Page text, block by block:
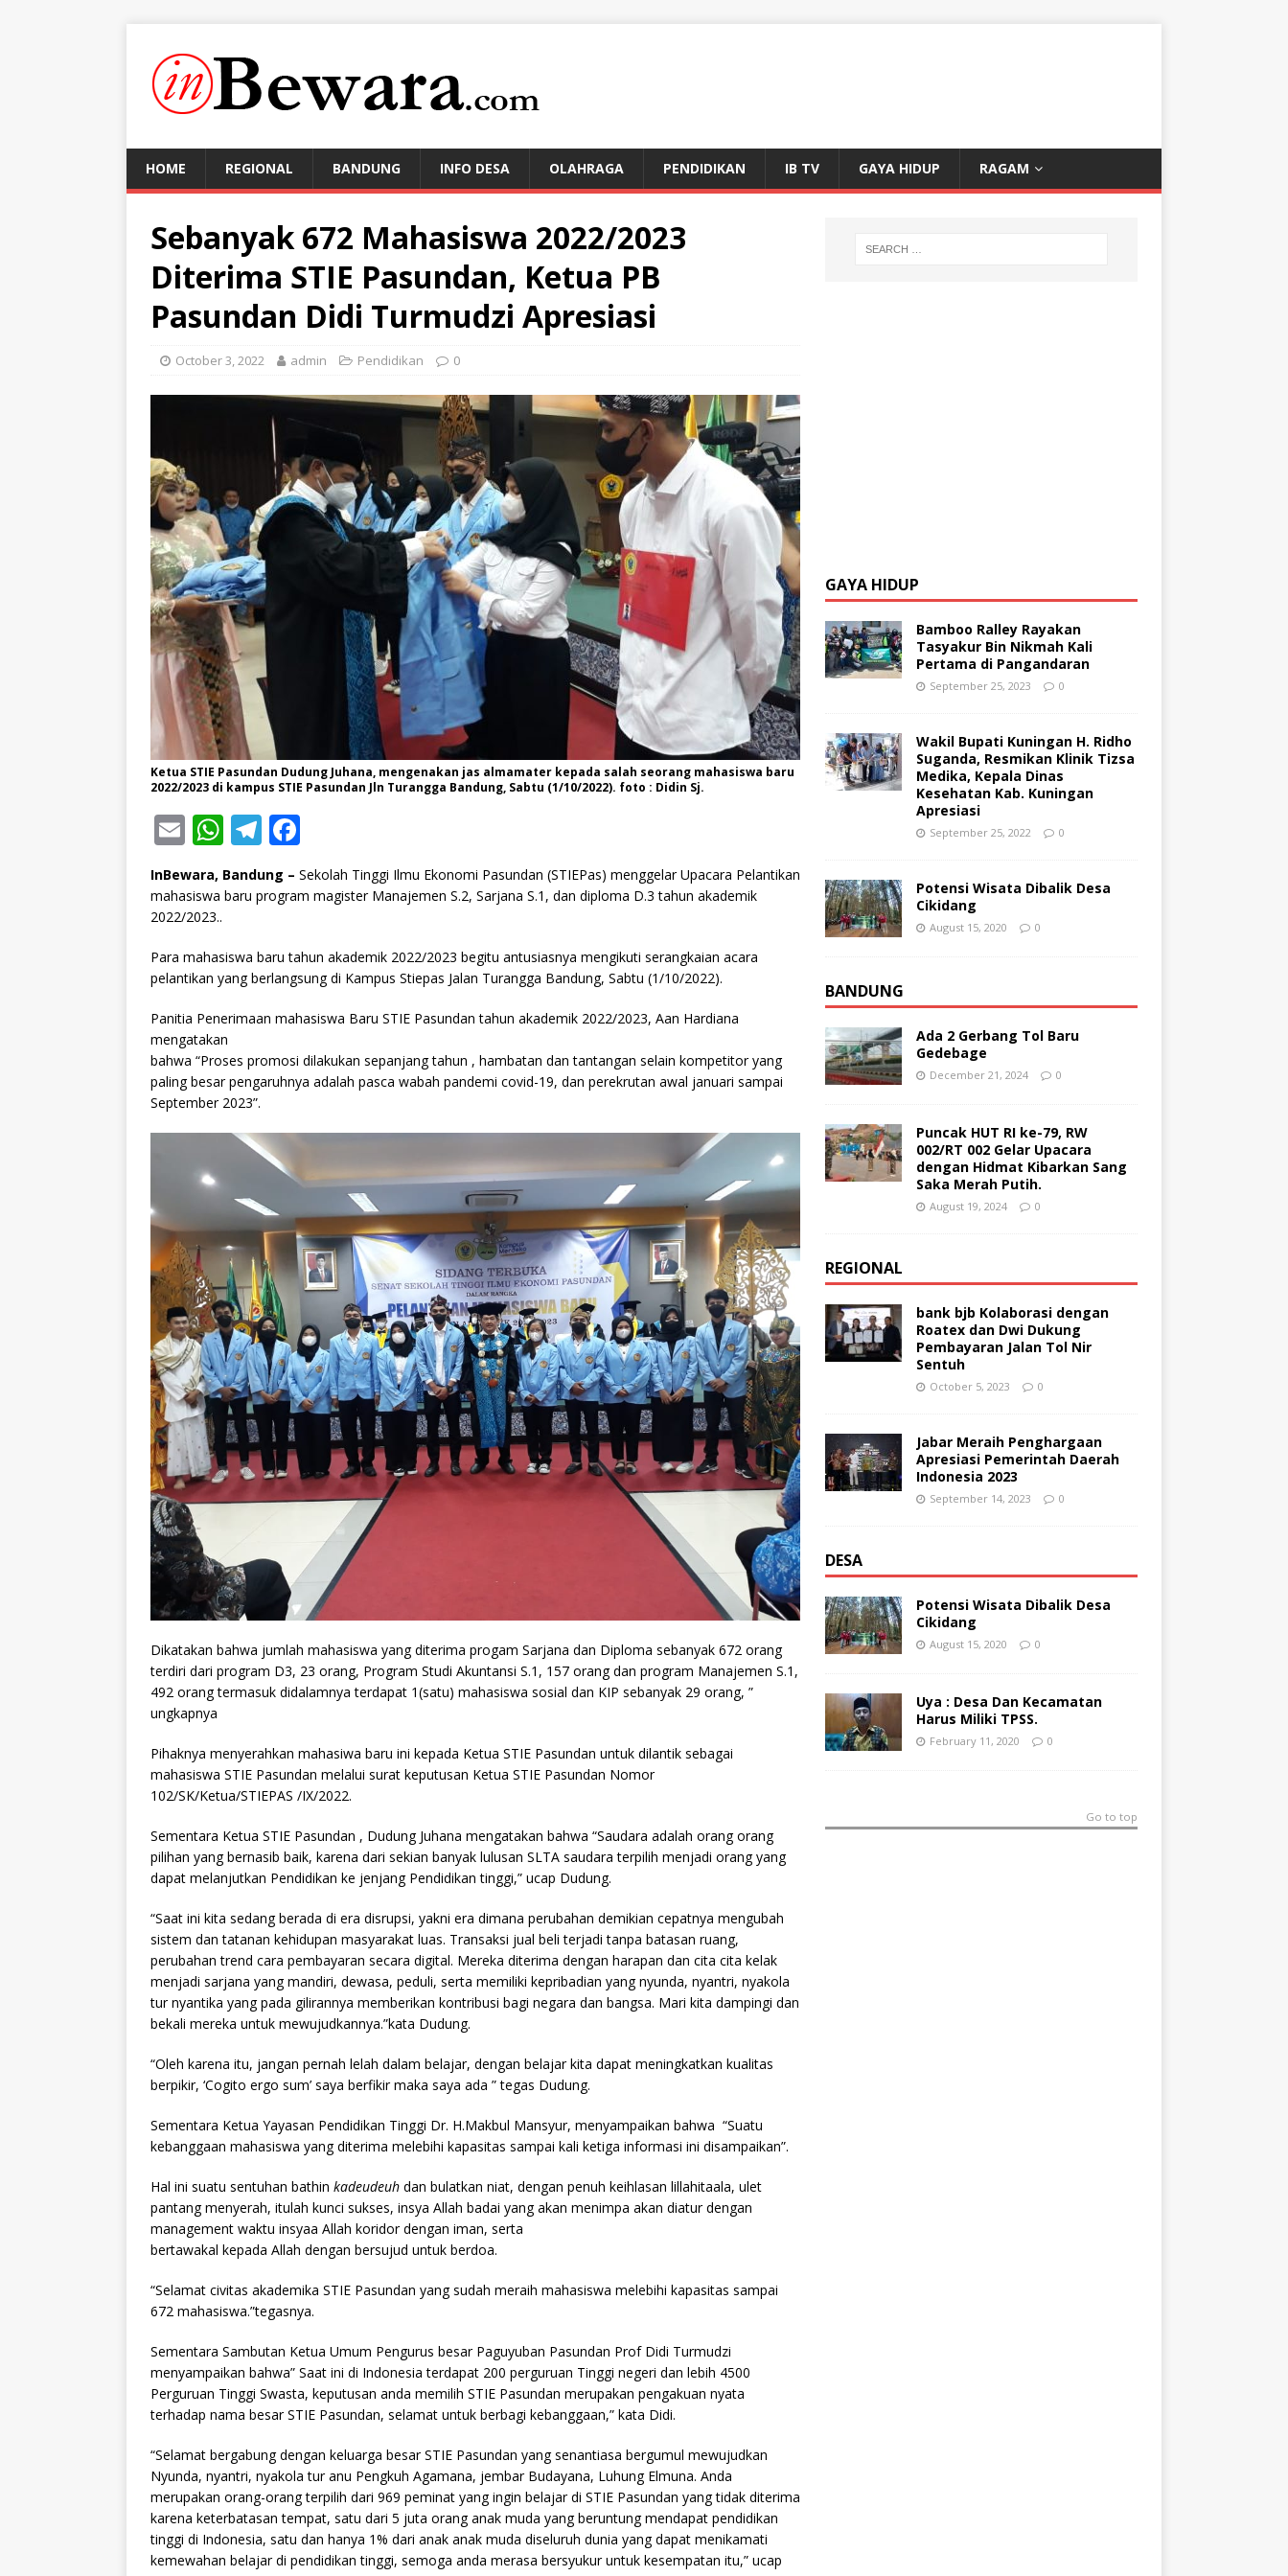
HOME REGIONAL BANDUNG INFO DESA OLAHRAGA PENDIDIKAN IB TV GAYA HIDUP RAGAM
Sebanyak 672 Mahasiswa 2022/2023
Diterima STIE Pasundan, Ketua PB
Pasundan Didi Turmudzi Apresiasi
October 3, 2022 admin Pendidikan 0
Ketua STIE Pasundan Dudung Juhana, mengenakan jas almamater kepada salah seorang mahasiswa baru
2022/2023 di kampus STIE Pasundan Jln Turangga Bandung, Sabtu (1/10/2022). foto : Didin Sj.
E
ai
l
W
h
at
A
p
p
T
e
ra
m
a
c
b
o
o
k
InBewara, Bandung – Sekolah Tinggi Ilmu Ekonomi Pasundan (STIEPas) menggelar Upacara Pelantikan
mahasiswa baru program magister Manajemen S.2, Sarjana S.1, dan diploma D.3 tahun akademik
2022/2023..
Para mahasiswa baru tahun akademik 2022/2023 begitu antusiasnya mengikuti serangkaian acara
pelantikan yang berlangsung di Kampus Stiepas Jalan Turangga Bandung, Sabtu (1/10/2022).
Panitia Penerimaan mahasiswa Baru STIE Pasundan tahun akademik 2022/2023, Aan Hardiana
mengatakan
bahwa “Proses promosi dilakukan sepanjang tahun , hambatan dan tantangan selain kompetitor yang
paling besar pengaruhnya adalah pasca wabah pandemi covid-19, dan perekrutan awal januari sampai
September 2023”.
Dikatakan bahwa jumlah mahasiswa yang diterima progam Sarjana dan Diploma sebanyak 672 orang
terdiri dari program D3, 23 orang, Program Studi Akuntansi S.1, 157 orang dan program Manajemen S.1,
492 orang termasuk didalamnya terdapat 1(satu) mahasiswa sosial dan KIP sebanyak 29 orang, ”
ungkapnya
Pihaknya menyerahkan mahasiwa baru ini kepada Ketua STIE Pasundan untuk dilantik sebagai
mahasiswa STIE Pasundan melalui surat keputusan Ketua STIE Pasundan Nomor
102/SK/Ketua/STIEPAS /IX/2022.
Sementara Ketua STIE Pasundan , Dudung Juhana mengatakan bahwa “Saudara adalah orang orang
pilihan yang bernasib baik, karena dari sekian banyak lulusan SLTA saudara terpilih menjadi orang yang
dapat melanjutkan Pendidikan ke jenjang Pendidikan tinggi,” ucap Dudung.
“Saat ini kita sedang berada di era disrupsi, yakni era dimana perubahan demikian cepatnya mengubah
sistem dan tatanan kehidupan masyarakat luas. Transaksi jual beli terjadi tanpa batasan ruang,
perubahan trend cara pembayaran secara digital. Mereka diterima dengan harapan dan cita cita kelak
menjadi sarjana yang mandiri, dewasa, peduli, serta memiliki kepribadian yang nyunda, nyantri, nyakola
tur nyantika yang pada gilirannya memberikan kontribusi bagi negara dan bangsa. Mari kita dampingi dan
bekali mereka untuk mewujudkannya.”kata Dudung.
“Oleh karena itu, jangan pernah lelah dalam belajar, dengan belajar kita dapat meningkatkan kualitas
berpikir, ‘Cogito ergo sum’ saya berfikir maka saya ada ” tegas Dudung.
Sementara Ketua Yayasan Pendidikan Tinggi Dr. H.Makbul Mansyur, menyampaikan bahwa “Suatu
kebanggaan mahasiswa yang diterima melebihi kapasitas sampai kali ketiga informasi ini disampaikan”.
Hal ini suatu sentuhan bathin kadeudeuh dan bulatkan niat, dengan penuh keihlasan lillahitaala, ulet
pantang menyerah, itulah kunci sukses, insya Allah badai yang akan menimpa akan diatur dengan
management waktu insyaa Allah koridor dengan iman, serta
bertawakal kepada Allah dengan bersujud untuk berdoa.
“Selamat civitas akademika STIE Pasundan yang sudah meraih mahasiswa melebihi kapasitas sampai
672 mahasiswa.”tegasnya.
Sementara Sambutan Ketua Umum Pengurus besar Paguyuban Pasundan Prof Didi Turmudzi
menyampaikan bahwa” Saat ini di Indonesia terdapat 200 perguruan Tinggi negeri dan lebih 4500
Perguruan Tinggi Swasta, keputusan anda memilih STIE Pasundan merupakan pengakuan nyata
terhadap nama besar STIE Pasundan, selamat untuk berbagi kebanggaan,” kata Didi.
“Selamat bergabung dengan keluarga besar STIE Pasundan yang senantiasa bergumul mewujudkan
Nyunda, nyantri, nyakola tur anu Pengkuh Agamana, jembar Budayana, Luhung Elmuna. Anda
merupakan orang-orang terpilih dari 969 peminat yang ingin belajar di STIE Pasundan yang tidak diterima
karena keterbatasan tempat, satu dari 5 juta orang anak muda yang beruntung mendapat pendidikan
tinggi di Indonesia, satu dan hanya 1% dari anak anak muda diseluruh dunia yang dapat menikamati
kemewahan belajar di pendidikan tinggi, semoga anda merasa bersyukur untuk kesempatan itu,” ucap
GAYA HIDUP
Bamboo Ralley Rayakan
Tasyakur Bin Nikmah Kali
Pertama di Pangandaran
September 25, 2023 0
Wakil Bupati Kuningan H. Ridho
Suganda, Resmikan Klinik Tizsa
Medika, Kepala Dinas
Kesehatan Kab. Kuningan
Apresiasi
September 25, 2022 0
Potensi Wisata Dibalik Desa
Cikidang
August 15, 2020 0
BANDUNG
Ada 2 Gerbang Tol Baru
Gedebage
December 21, 2024 0
Puncak HUT RI ke-79, RW
002/RT 002 Gelar Upacara
dengan Hidmat Kibarkan Sang
Saka Merah Putih.
August 19, 2024 0
REGIONAL
bank bjb Kolaborasi dengan
Roatex dan Dwi Dukung
Pembayaran Jalan Tol Nir
Sentuh
October 5, 2023 0
Jabar Meraih Penghargaan
Apresiasi Pemerintah Daerah
Indonesia 2023
September 14, 2023 0
DESA
Potensi Wisata Dibalik Desa
Cikidang
August 15, 2020 0
Uya : Desa Dan Kecamatan
Harus Miliki TPSS.
February 11, 2020 0
Go to top